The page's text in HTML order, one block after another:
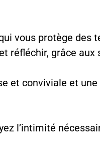
vous protège
réfléchir, grâce
et conviviale et
l’intimité